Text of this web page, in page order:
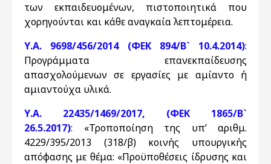
των εκπαιδευομένων, πιστοποιητικά που
χορηγούνται και κάθε αναγκαία λεπτομέρεια.
Υ.Α. 9698/456/2014 (ΦΕΚ 894/Β` 10.4.2014):
Προγράμματα επανεκπαίδευσης
απασχολούμενων σε εργασίες με αμίαντο ή
αμιαντούχα υλικά.
Υ.Α. 22435/1469/2017, (ΦΕΚ 1865/Β`
26.5.2017): «Τροποποίηση της υπ’ αριθμ.
4229/395/2013 (318/β) κοινής υπουργικής
απόφασης με θέμα: «Προϋποθέσεις ίδρυσης και